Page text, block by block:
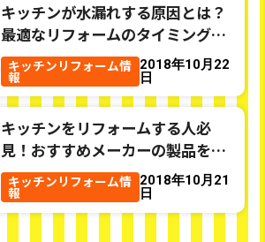
キッチンが水漏れする原因とは？
最適なリフォームのタイミングも
チェック
キッチンリフォーム情
報
2018年10月22
日
キッチンをリフォームする人必
見！おすすめメーカーの製品をチ
ェック
キッチンリフォーム情
報
2018年10月21
日